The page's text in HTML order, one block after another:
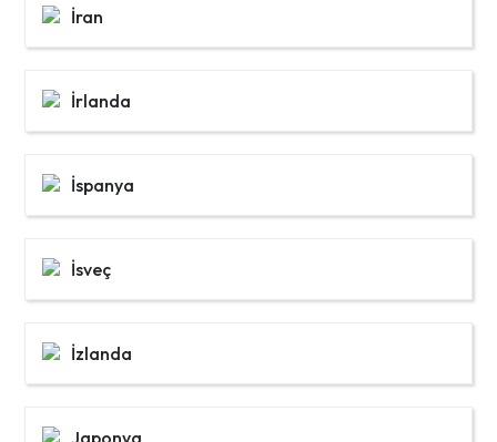
İran
İrlanda
İspanya
İsveç
İzlanda
Japonya